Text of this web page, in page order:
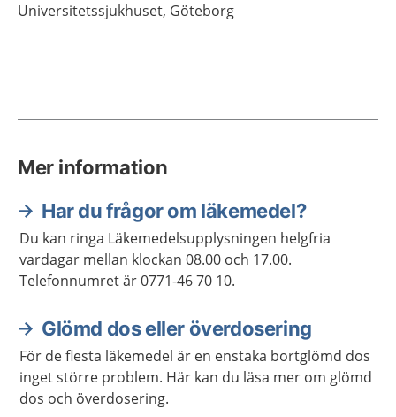
Universitetssjukhuset, Göteborg
Mer information
Har du frågor om läkemedel?
Du kan ringa Läkemedelsupplysningen helgfria
vardagar mellan klockan 08.00 och 17.00.
Telefonnumret är 0771-46 70 10.
Glömd dos eller överdosering
För de flesta läkemedel är en enstaka bortglömd dos
inget större problem. Här kan du läsa mer om glömd
dos och överdosering.